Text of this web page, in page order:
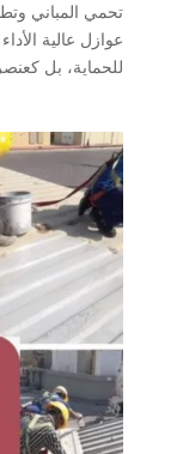
تحمي المباني
عوازل عالية
للحماية، بل